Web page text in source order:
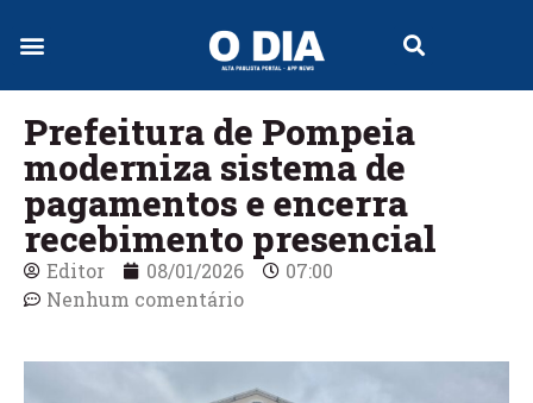
Prefeitura de Pompeia
moderniza sistema de
pagamentos e encerra
recebimento presencial
Editor 08/01/2026
07:00
Nenhum comentário